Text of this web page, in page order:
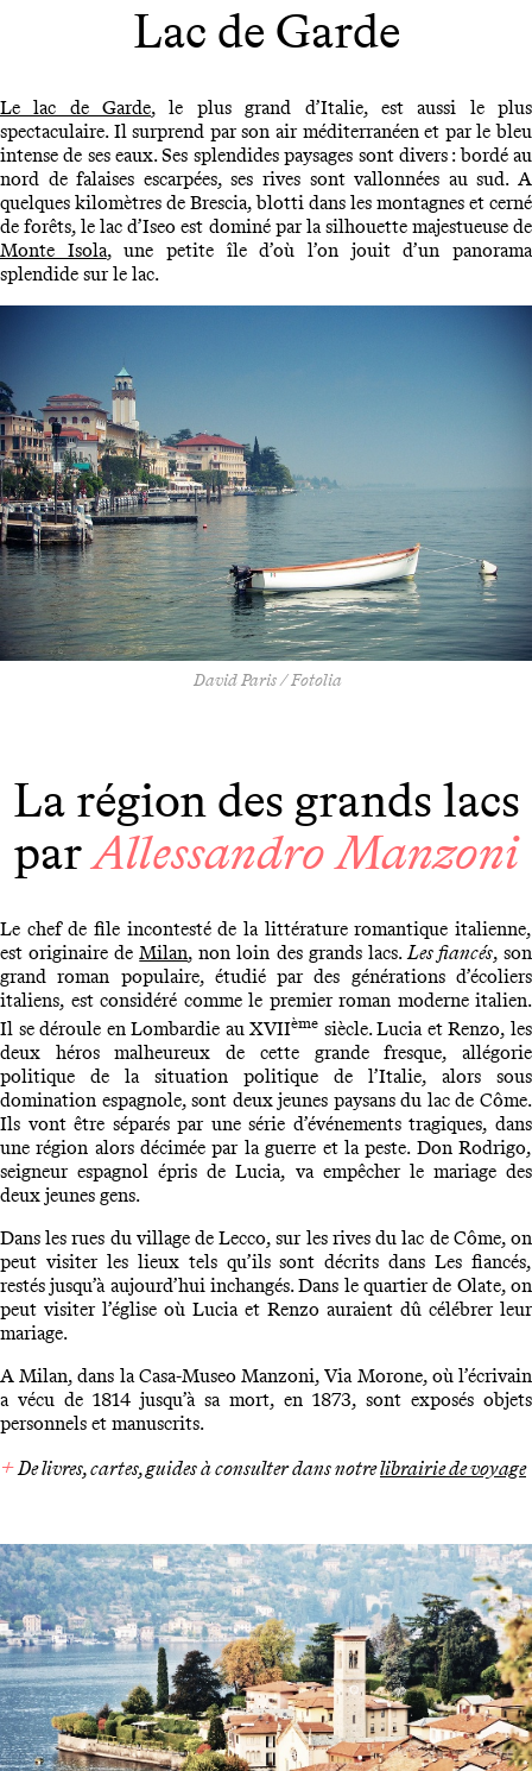
Lac de Garde
Le lac de Garde, le plus grand d’Italie, est aussi le plus
spectaculaire. Il surprend par son air méditerranéen et par le bleu
intense de ses eaux. Ses splendides paysages sont divers : bordé au
nord de falaises escarpées, ses rives sont vallonnées au sud. A
quelques kilomètres de Brescia, blotti dans les montagnes et cerné
de forêts, le lac d’Iseo est dominé par la silhouette majestueuse de
Monte Isola, une petite île d’où l’on jouit d’un panorama
splendide sur le lac.
David Paris / Fotolia
La région des grands lacs
parAllessandro Manzoni
Le chef de file incontesté de la littérature romantique italienne,
est originaire deMilan, non loin des grands lacs.Les fiancés, son
grand roman populaire, étudié par des générations d’écoliers
italiens, est considéré comme le premier roman moderne italien.
Il se déroule en Lombardie au XVIIème siècle. Lucia et Renzo, les
deux héros malheureux de cette grande fresque, allégorie
politique de la situation politique de l’Italie, alors sous
domination espagnole, sont deux jeunes paysans du lac de Côme.
Ils vont être séparés par une série d’événements tragiques, dans
une région alors décimée par la guerre et la peste. Don Rodrigo,
seigneur espagnol épris de Lucia, va empêcher le mariage des
deux jeunes gens.
Dans les rues du village de Lecco, sur les rives du lac de Côme, on
peut visiter les lieux tels qu’ils sont décrits dans Les fiancés,
restés jusqu’à aujourd’hui inchangés. Dans le quartier de Olate, on
peut visiter l’église où Lucia et Renzo auraient dû célébrer leur
mariage.
A Milan, dans la Casa-Museo Manzoni, Via Morone, où l’écrivain
a vécu de 1814 jusqu’à sa mort, en 1873, sont exposés objets
personnels et manuscrits.
+De livres, cartes, guides à consulter dans notrelibrairie de voyage